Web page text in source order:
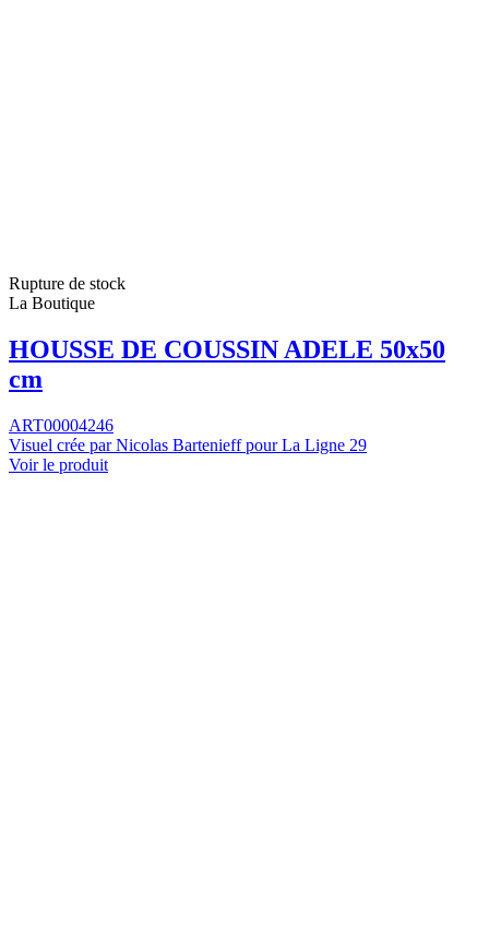
Rupture de stock
La Boutique
HOUSSE DE COUSSIN ADELE 50x50
cm
ART00004246
Visuel crée par Nicolas Bartenieff pour La Ligne 29
Voir le produit